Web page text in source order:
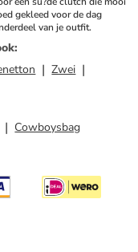
gekleed voor de dag
van je outfit.
:
Zwei
Cowboysbag